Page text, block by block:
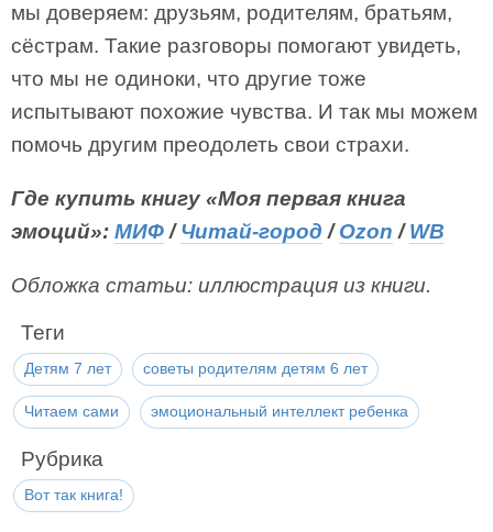
мы доверяем: друзьям, родителям, братьям,
сёстрам. Такие разговоры помогают увидеть,
что мы не одиноки, что другие тоже
испытывают похожие чувства. И так мы можем
помочь другим преодолеть свои страхи.
Где купить книгу «Моя первая книга
эмоций»: МИФ /Читай-город /Ozon /WB
Обложка статьи: иллюстрация из книги.
Теги
Детям 7 лет советы родителям детям 6 лет
Читаем сами эмоциональный интеллект ребенка
Рубрика
Вот так книга!